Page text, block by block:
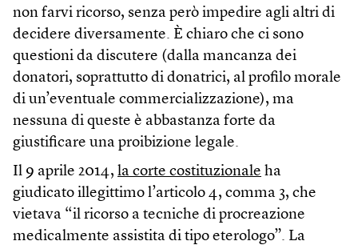
non farvi ricorso, senza però impedire agli altri di
decidere diversamente. È chiaro che ci sono
questioni da discutere (dalla mancanza dei
donatori, soprattutto di donatrici, al profilo morale
di un’eventuale commercializzazione), ma
nessuna di queste è abbastanza forte da
giustificare una proibizione legale.
Il 9 aprile 2014, la corte costituzionale ha
giudicato illegittimo l’articolo 4, comma 3, che
vietava “il ricorso a tecniche di procreazione
medicalmente assistita di tipo eterologo”. La